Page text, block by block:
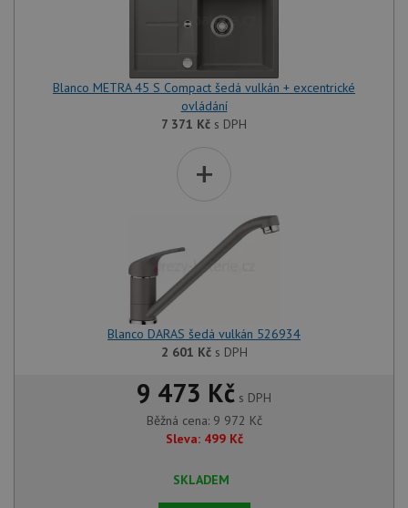
Blanco METRA 45 S Compact šedá vulkán + excentrické
ovládání
7 371 Kč s DPH
+
Blanco DARAS šedá vulkán 526934
2 601 Kčs DPH
9 473 Kč s DPH
Běžná cena: 9 972 Kč
Sleva: 499 Kč
SKLADEM